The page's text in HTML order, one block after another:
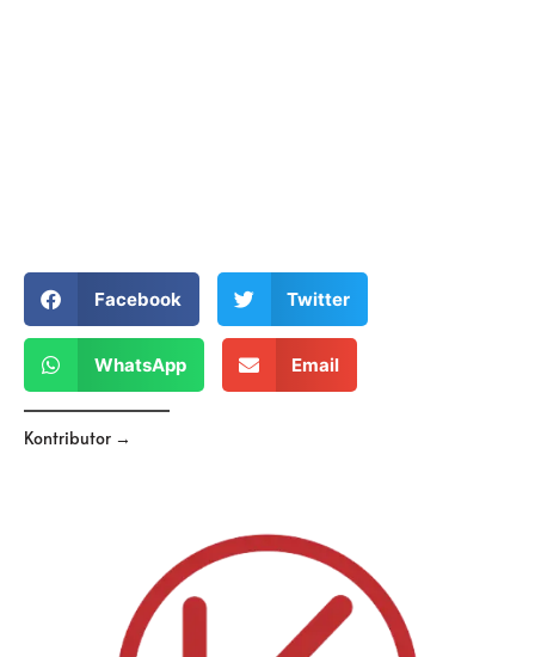
Facebook Twitter
WhatsApp Email
Kontributor →